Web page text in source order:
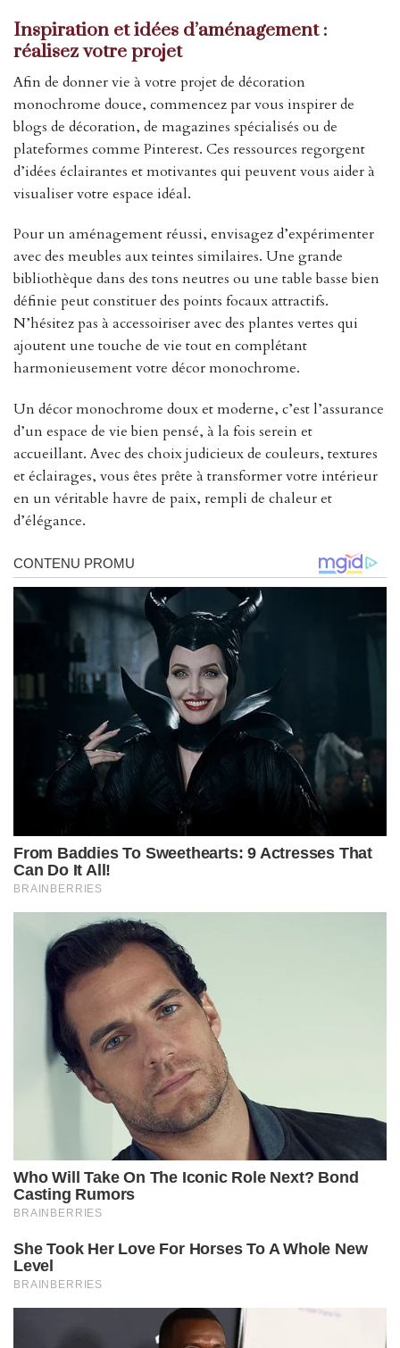
Inspiration et idées d’aménagement :
réalisez votre projet
Afin de donner vie à votre projet de décoration
monochrome douce, commencez par vous inspirer de
blogs de décoration, de magazines spécialisés ou de
plateformes comme Pinterest. Ces ressources regorgent
d’idées éclairantes et motivantes qui peuvent vous aider à
visualiser votre espace idéal.
Pour un aménagement réussi, envisagez d’expérimenter
avec des meubles aux teintes similaires. Une grande
bibliothèque dans des tons neutres ou une table basse bien
définie peut constituer des points focaux attractifs.
N’hésitez pas à accessoiriser avec des plantes vertes qui
ajoutent une touche de vie tout en complétant
harmonieusement votre décor monochrome.
Un décor monochrome doux et moderne, c’est l’assurance
d’un espace de vie bien pensé, à la fois serein et
accueillant. Avec des choix judicieux de couleurs, textures
et éclairages, vous êtes prête à transformer votre intérieur
en un véritable havre de paix, rempli de chaleur et
d’élégance.